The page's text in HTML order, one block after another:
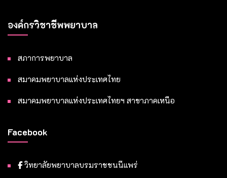
องค์กรวิชาชีพพยาบาล
สภาการพยาบาล
สมาคมพยาบาลแห่งประเทศไทย
สมาคมพยาบาลแห่งประเทศไทยฯ สาขาภาคเหนือ
Facebook
วิทยาลัยพยาบาลบรมราชชนนีแพร่